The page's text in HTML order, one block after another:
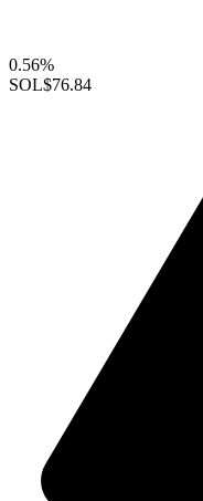
0.56%
SOL$76.84